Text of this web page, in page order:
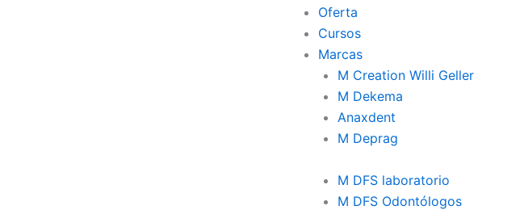
Oferta
Cursos
Marcas
M Creation Willi Geller
M Dekema
Anaxdent
M Deprag
M DFS laboratorio
M DFS Odontólogos